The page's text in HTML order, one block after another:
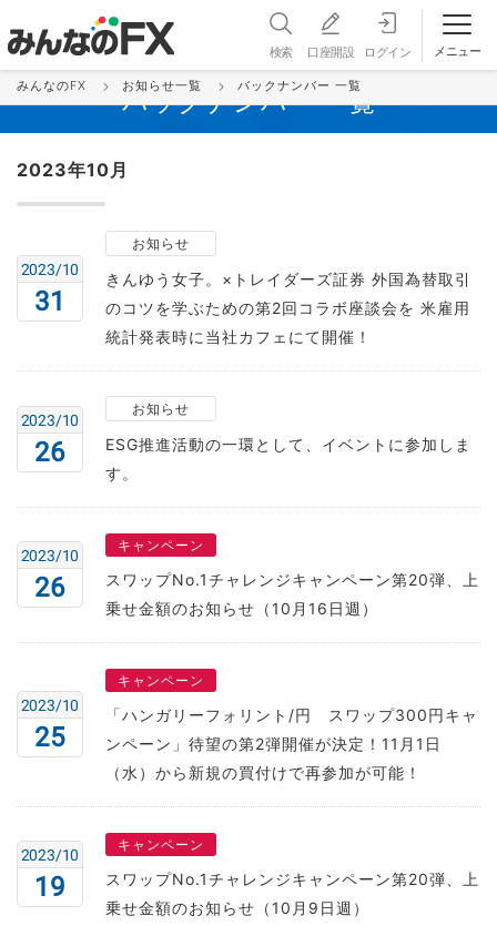
検索 口座開設 ログイン メニュー
バックナンバー 一覧
みんなのFX お知らせ一覧 バックナンバー 一覧
2023年10月
31
2023/10
お知らせ
きんゆう女子。×トレイダーズ証券 外国為替取引
のコツを学ぶための第2回コラボ座談会を 米雇用
統計発表時に当社カフェにて開催！
26
2023/10
お知らせ
ESG推進活動の一環として、イベントに参加しま
す。
26
2023/10
キャンペーン
スワップNo.1チャレンジキャンペーン第20弾、上
乗せ金額のお知らせ（10月16日週）
25
2023/10
キャンペーン
「ハンガリーフォリント/円 スワップ300円キャ
ンペーン」待望の第2弾開催が決定！11月1日
（水）から新規の買付けで再参加が可能！
19
2023/10
キャンペーン
スワップNo.1チャレンジキャンペーン第20弾、上
乗せ金額のお知らせ（10月9日週）